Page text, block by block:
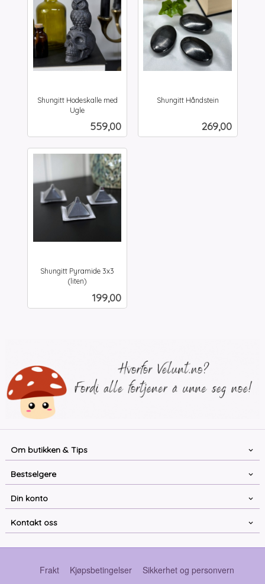
Shungitt Hodeskalle med
Ugle
Pris
559,00
Shungitt Håndstein
Pris
269,00
Shungitt Pyramide 3x3
(liten)
Pris
199,00
Om butikken & Tips
Bestselgere
Din konto
Kontakt oss
Frakt Kjøpsbetingelser Sikkerhet og personvern